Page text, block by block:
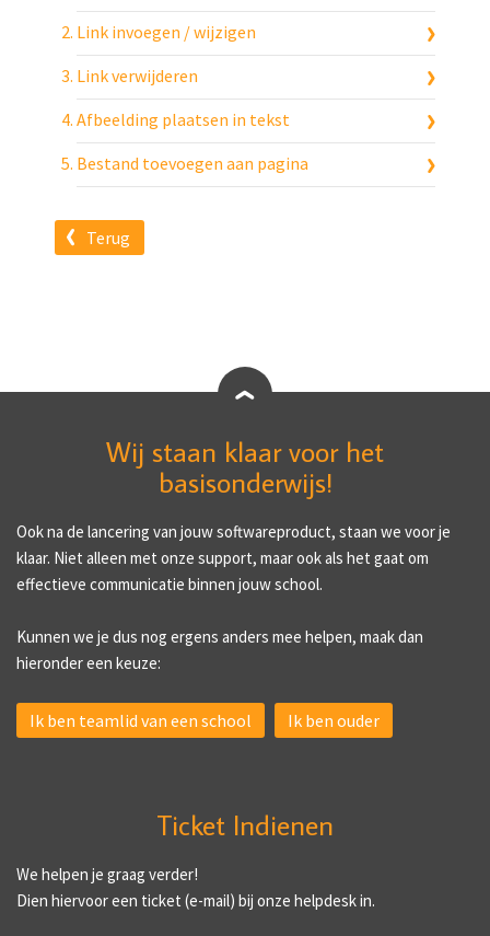
Link invoegen / wijzigen
Link verwijderen
Afbeelding plaatsen in tekst
Bestand toevoegen aan pagina
Terug
Wij staan klaar voor het
basisonderwijs!
Ook na de lancering van jouw softwareproduct, staan we voor je
klaar. Niet alleen met onze support, maar ook als het gaat om
effectieve communicatie binnen jouw school.
Kunnen we je dus nog ergens anders mee helpen, maak dan
hieronder een keuze:
Ik ben teamlid van een school Ik ben ouder
Ticket Indienen
We helpen je graag verder!
Dien hiervoor een ticket (e-mail) bij onze helpdesk in.